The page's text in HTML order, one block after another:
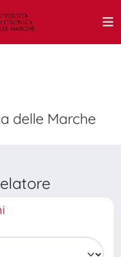
delle Marche